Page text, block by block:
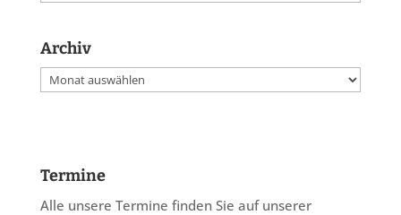
Archiv
Archiv
Termine
Alle unsere Termine finden Sie auf unserer